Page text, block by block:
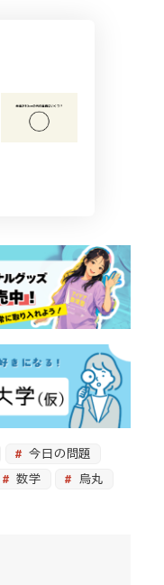
今日の問題
数学
烏丸